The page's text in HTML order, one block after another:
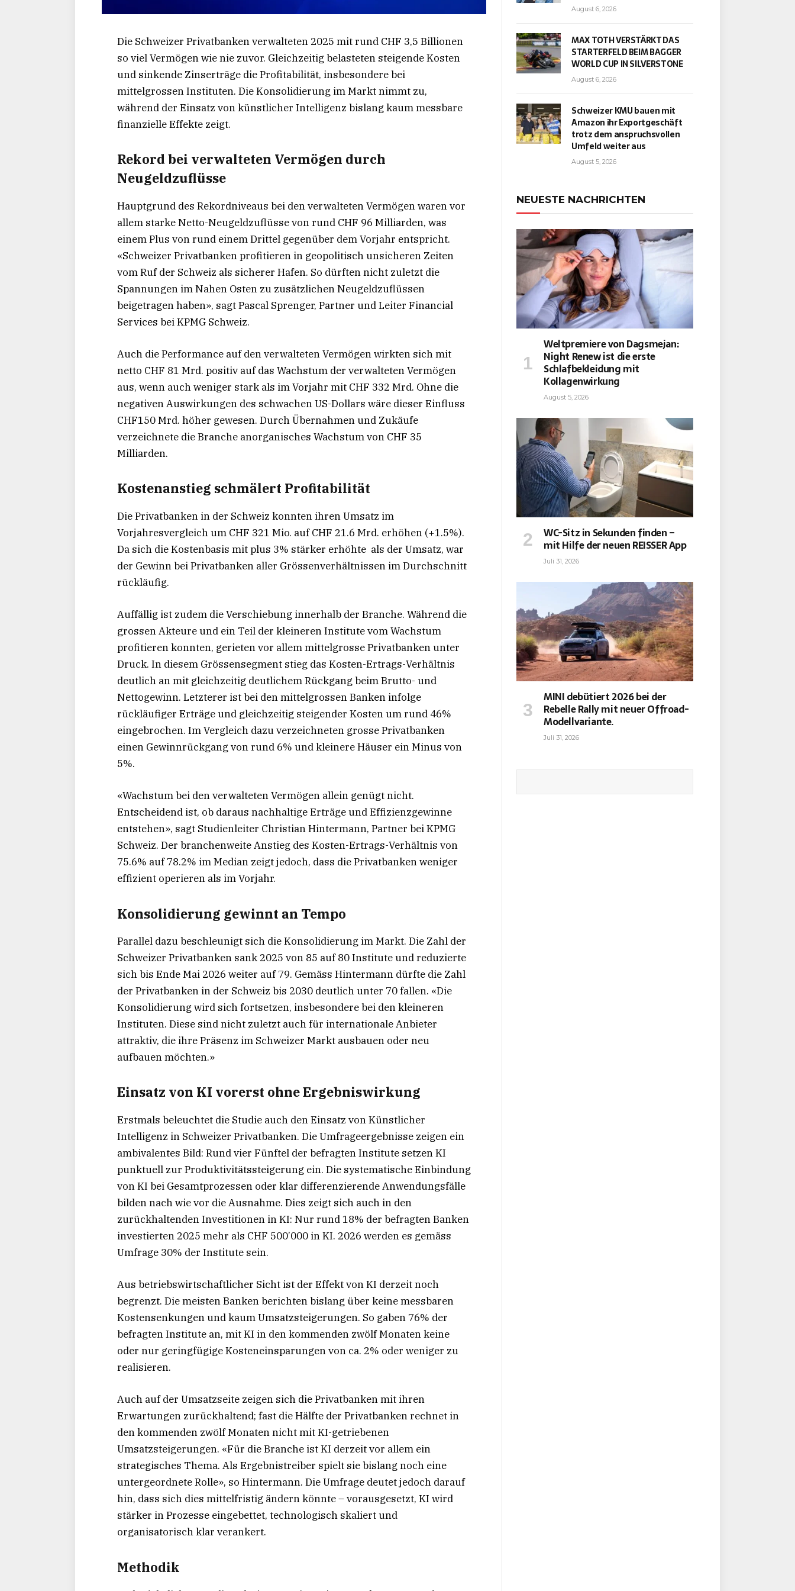
Die Schweizer Privatbanken verwalteten 2025 mit rund CHF 3,5 Billionen
so viel Vermögen wie nie zuvor. Gleichzeitig belasteten steigende Kosten
und sinkende Zinserträge die Profitabilität, insbesondere bei
mittelgrossen Instituten. Die Konsolidierung im Markt nimmt zu,
während der Einsatz von künstlicher Intelligenz bislang kaum messbare
finanzielle Effekte zeigt.
Rekord bei verwalteten Vermögen durch
Neugeldzuflüsse
Hauptgrund des Rekordniveaus bei den verwalteten Vermögen waren vor
allem starke Netto-Neugeldzuflüsse von rund CHF 96 Milliarden, was
einem Plus von rund einem Drittel gegenüber dem Vorjahr entspricht.
«Schweizer Privatbanken profitieren in geopolitisch unsicheren Zeiten
vom Ruf der Schweiz als sicherer Hafen. So dürften nicht zuletzt die
Spannungen im Nahen Osten zu zusätzlichen Neugeldzuflüssen
beigetragen haben», sagt Pascal Sprenger, Partner und Leiter Financial
Services bei KPMG Schweiz.
Auch die Performance auf den verwalteten Vermögen wirkten sich mit
netto CHF 81 Mrd. positiv auf das Wachstum der verwalteten Vermögen
aus, wenn auch weniger stark als im Vorjahr mit CHF 332 Mrd. Ohne die
negativen Auswirkungen des schwachen US-Dollars wäre dieser Einfluss
CHF150 Mrd. höher gewesen. Durch Übernahmen und Zukäufe
verzeichnete die Branche anorganisches Wachstum von CHF 35
Milliarden.
Kostenanstieg schmälert Profitabilität
Die Privatbanken in der Schweiz konnten ihren Umsatz im
Vorjahresvergleich um CHF 321 Mio. auf CHF 21.6 Mrd. erhöhen (+1.5%).
Da sich die Kostenbasis mit plus 3% stärker erhöhte als der Umsatz, war
der Gewinn bei Privatbanken aller Grössenverhältnissen im Durchschnitt
rückläufig.
Auffällig ist zudem die Verschiebung innerhalb der Branche. Während die
grossen Akteure und ein Teil der kleineren Institute vom Wachstum
profitieren konnten, gerieten vor allem mittelgrosse Privatbanken unter
Druck. In diesem Grössensegment stieg das Kosten-Ertrags-Verhältnis
deutlich an mit gleichzeitig deutlichem Rückgang beim Brutto- und
Nettogewinn. Letzterer ist bei den mittelgrossen Banken infolge
rückläufiger Erträge und gleichzeitig steigender Kosten um rund 46%
eingebrochen. Im Vergleich dazu verzeichneten grosse Privatbanken
einen Gewinnrückgang von rund 6% und kleinere Häuser ein Minus von
5%.
«Wachstum bei den verwalteten Vermögen allein genügt nicht.
Entscheidend ist, ob daraus nachhaltige Erträge und Effizienzgewinne
entstehen», sagt Studienleiter Christian Hintermann, Partner bei KPMG
Schweiz. Der branchenweite Anstieg des Kosten-Ertrags-Verhältnis von
75.6% auf 78.2% im Median zeigt jedoch, dass die Privatbanken weniger
effizient operieren als im Vorjahr.
Konsolidierung gewinnt an Tempo
Parallel dazu beschleunigt sich die Konsolidierung im Markt. Die Zahl der
Schweizer Privatbanken sank 2025 von 85 auf 80 Institute und reduzierte
sich bis Ende Mai 2026 weiter auf 79. Gemäss Hintermann dürfte die Zahl
der Privatbanken in der Schweiz bis 2030 deutlich unter 70 fallen. «Die
Konsolidierung wird sich fortsetzen, insbesondere bei den kleineren
Instituten. Diese sind nicht zuletzt auch für internationale Anbieter
attraktiv, die ihre Präsenz im Schweizer Markt ausbauen oder neu
aufbauen möchten.»
Einsatz von KI vorerst ohne Ergebniswirkung
Erstmals beleuchtet die Studie auch den Einsatz von Künstlicher
Intelligenz in Schweizer Privatbanken. Die Umfrageergebnisse zeigen ein
ambivalentes Bild: Rund vier Fünftel der befragten Institute setzen KI
punktuell zur Produktivitätssteigerung ein. Die systematische Einbindung
von KI bei Gesamtprozessen oder klar differenzierende Anwendungsfälle
bilden nach wie vor die Ausnahme. Dies zeigt sich auch in den
zurückhaltenden Investitionen in KI: Nur rund 18% der befragten Banken
investierten 2025 mehr als CHF 500’000 in KI. 2026 werden es gemäss
Umfrage 30% der Institute sein.
Aus betriebswirtschaftlicher Sicht ist der Effekt von KI derzeit noch
begrenzt. Die meisten Banken berichten bislang über keine messbaren
Kostensenkungen und kaum Umsatzsteigerungen. So gaben 76% der
befragten Institute an, mit KI in den kommenden zwölf Monaten keine
oder nur geringfügige Kosteneinsparungen von ca. 2% oder weniger zu
realisieren.
Auch auf der Umsatzseite zeigen sich die Privatbanken mit ihren
Erwartungen zurückhaltend; fast die Hälfte der Privatbanken rechnet in
den kommenden zwölf Monaten nicht mit KI-getriebenen
Umsatzsteigerungen. «Für die Branche ist KI derzeit vor allem ein
strategisches Thema. Als Ergebnistreiber spielt sie bislang noch eine
untergeordnete Rolle», so Hintermann. Die Umfrage deutet jedoch darauf
hin, dass sich dies mittelfristig ändern könnte – vorausgesetzt, KI wird
stärker in Prozesse eingebettet, technologisch skaliert und
organisatorisch klar verankert.
Methodik
August 6, 2026
MAX TOTH VERSTÄRKT DAS
STARTERFELD BEIM BAGGER
WORLD CUP IN SILVERSTONE
August 6, 2026
Schweizer KMU bauen mit
Amazon ihr Exportgeschäft
trotz dem anspruchsvollen
Umfeld weiter aus
August 5, 2026
NEUESTE NACHRICHTEN
Weltpremiere von Dagsmejan:
Night Renew ist die erste
Schlafbekleidung mit
Kollagenwirkung
August 5, 2026
WC-Sitz in Sekunden finden –
mit Hilfe der neuen REISSER App
Juli 31, 2026
MINI debütiert 2026 bei der
Rebelle Rally mit neuer Offroad-
Modellvariante.
Juli 31, 2026